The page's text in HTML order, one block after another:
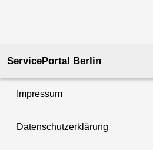
ServicePortal Berlin
Impressum
Datenschutzerklärung